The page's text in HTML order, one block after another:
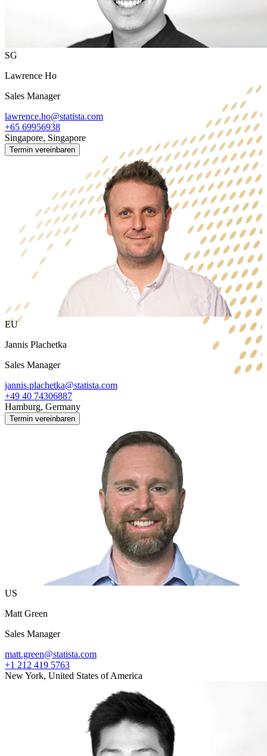
SG
Lawrence Ho
Sales Manager
lawrence.ho@statista.com
+65 69956938
Singapore, Singapore
Termin vereinbaren
EU
Jannis Plachetka
Sales Manager
jannis.plachetka@statista.com
+49 40 74306887
Hamburg, Germany
Termin vereinbaren
US
Matt Green
Sales Manager
matt.green@statista.com
+1 212 419 5763
New York, United States of America